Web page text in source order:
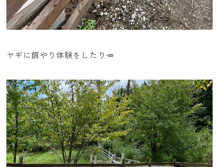
ヤギに餌やり体験をしたり🥕